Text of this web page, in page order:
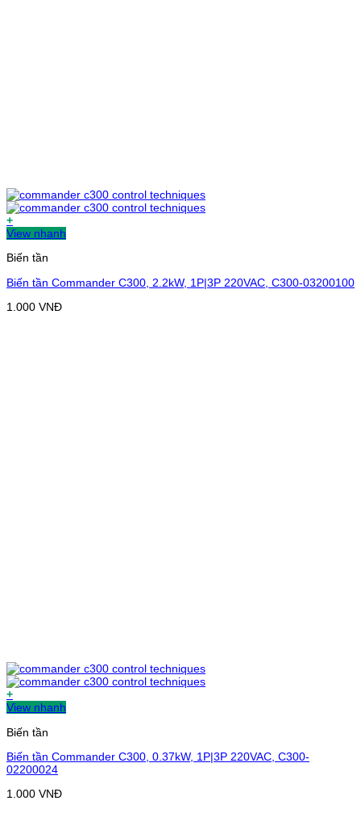
+
View nhanh
Biến tần
Biến tần Commander C300, 2.2kW, 1P|3P 220VAC, C300-03200100
1.000 VNĐ
+
View nhanh
Biến tần
Biến tần Commander C300, 0.37kW, 1P|3P 220VAC, C300-
02200024
1.000 VNĐ